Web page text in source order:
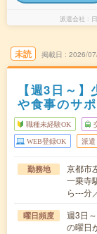
派遣会社
未読 掲載日 2026/
【週3日～
や食事のサ
職種未経験OK
WEB登録OK 派遣
勤務地
京都市
一乗寺
ら---分
曜日頻度
週3日
の曜日